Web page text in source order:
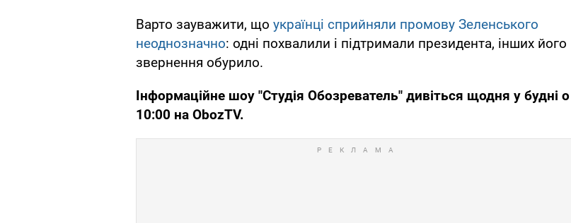
Варто зауважити, що українці сприйняли промову Зеленського
неоднозначно: одні похвалили і підтримали президента, інших його
звернення обурило.
Інформаційне шоу "Студія Обозреватель" дивіться щодня у будні о
10:00 на ObozTV.